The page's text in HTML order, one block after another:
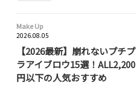
Make Up
2026.08.05
【2026最新】崩れないプチプ
ラアイブロウ15選！ALL2,200
円以下の人気おすすめ